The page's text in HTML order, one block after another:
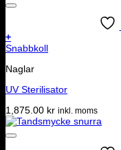
+
Snabbkoll
Naglar
UV Sterilisator
1,875.00 kr inkl. moms